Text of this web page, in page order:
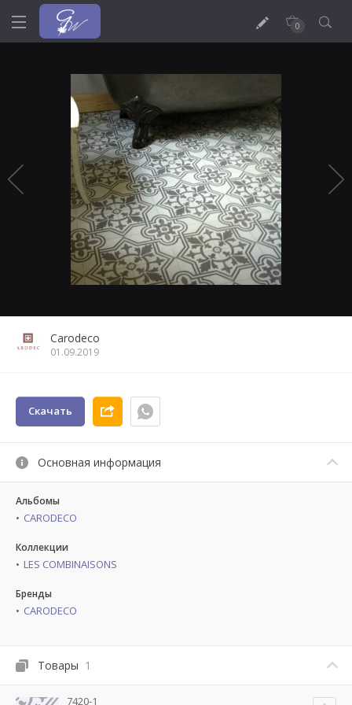
0
Carodeco
01.09.2019
Скачать
Основная информация
Альбомы
CARODECO
Коллекции
LES COMBINAISONS
Бренды
CARODECO
Товары 1
7420-1